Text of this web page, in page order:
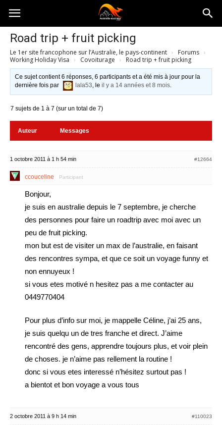
Australia-
australie.com
Road trip + fruit picking
Le 1er site francophone sur l’Australie, le pays-continent › Forums ›
Working Holiday Visa › Covoiturage › Road trip + fruit picking
Ce sujet contient 6 réponses, 6 participants et a été mis à jour pour la
dernière fois par
lala53, leil y a 14 années et 8 mois.
7 sujets de 1 à 7 (sur un total de 7)
Auteur Messages
1 octobre 2011 à 1 h 54 min #12664
ccouceline Participant
Bonjour,
je suis en australie depuis le 7 septembre, je cherche
des personnes pour faire un roadtrip avec moi avec un
peu de fruit picking.
mon but est de visiter un max de l’australie, en faisant
des rencontres sympa, et que ce soit un voyage funny et
non ennuyeux !
si vous etes motivé n hesitez pas a me contacter au
0449770404
Pour plus d’info sur moi, je mappelle Céline, j’ai 25 ans,
je suis quelqu un de tres franche et direct. J’aime
rencontré des gens, apprendre toujours plus, et voir plein
de choses. je n’aime pas rellement la routine !
donc si vous etes interessé n’hésitez surtout pas !
a bientot et bon voyage a vous tous
2 octobre 2011 à 9 h 14 min #110023